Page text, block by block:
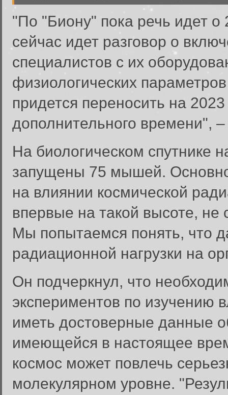
"По "Биону" пока речь идет о
сейчас идет разговор о
специалистов с их
физиологических
придется переносить на
дополнительного времени", –
На биологическом спутнике
запущены 75 мышей.
на влиянии космической
впервые на такой высоте, не
Мы попытаемся понять, что
радиационной нагрузки на
Он подчеркнул, что
экспериментов по изучению
иметь достоверные данные
имеющейся в настоящее
космос может повлечь
молекулярном уровне.